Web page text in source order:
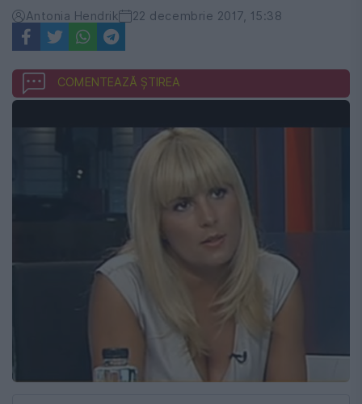
Antonia Hendrik 22 decembrie 2017, 15:38
COMENTEAZĂ ȘTIREA